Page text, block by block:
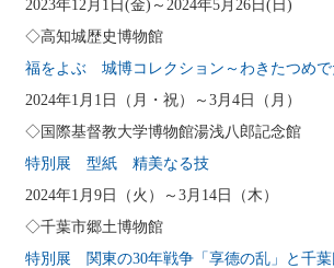
2023年12月1日(金)～2024年5月26日(日)
◇高知城歴史博物館
福をよぶ 城博コレクション～わきたつめで
2024年1月1日（月・祝）～3月4日（月）
◇国際基督教大学博物館湯浅八郎記念館
特別展 型紙 精美なる技
2024年1月9日（火）～3月14日（木）
◇千葉市郷土博物館
特別展 関東の30年戦争「享德の乱」と千葉